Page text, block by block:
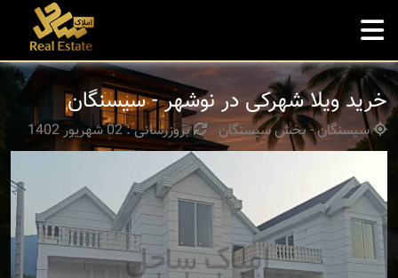
خرید ویلا شهرکی در نوشهر - سیسنگان
سیسنگان - بخش سیسنگان بروزرسانی : 02 شهریور 1402